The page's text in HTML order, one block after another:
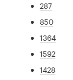
287
850
1364
1592
1428